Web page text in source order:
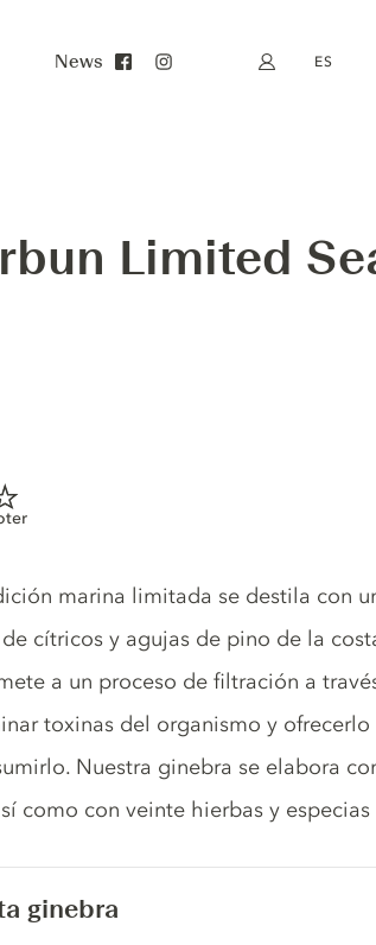
News Mi cuenta
ES
Limited
marina limitada se destila con
cítricos y agujas de pino de la
a un proceso de filtración a
toxinas del organismo y
Nuestra ginebra se elabora
como con veinte hierbas y especias
ginebra